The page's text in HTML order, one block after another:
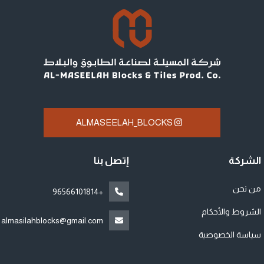
الشركة
من نحن
الشروط والأحكام
سياسة الخصوصية
إتصل بنا
+96566101814
almasilahblocks@gmail.com